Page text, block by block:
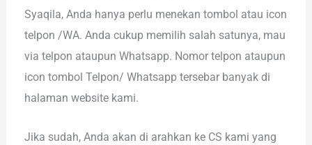
Syaqila, Anda hanya perlu menekan tombol atau icon
telpon /WA. Anda cukup memilih salah satunya, mau
via telpon ataupun Whatsapp. Nomor telpon ataupun
icon tombol Telpon/ Whatsapp tersebar banyak di
halaman website kami.
Jika sudah, Anda akan di arahkan ke CS kami yang